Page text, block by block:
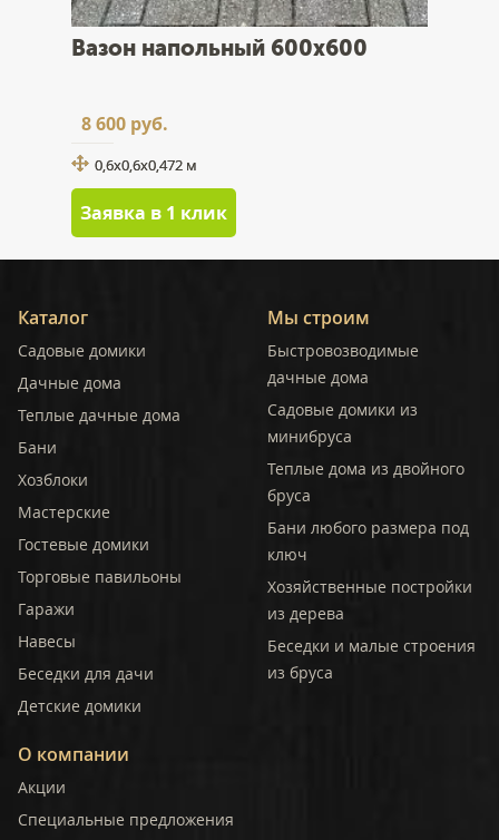
Вазон напольный 600x600
8 600 руб.
0,6х0,6х0,472 м
Заявка в 1 клик
Каталог
Садовые домики
Дачные дома
Теплые дачные дома
Бани
Хозблоки
Мастерские
Гостевые домики
Торговые павильоны
Гаражи
Навесы
Беседки для дачи
Детские домики
Мы строим
Быстровозводимые
дачные дома
Садовые домики из
минибруса
Теплые дома из двойного
бруса
Бани любого размера под
ключ
Хозяйственные постройки
из дерева
Беседки и малые строения
из бруса
О компании
Акции
Специальные предложения